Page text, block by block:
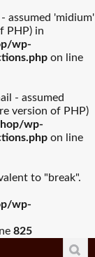
assumed 'midium'
PHP) in
wp-
on line
- assumed
version of PHP)
wp-
on line
to "break".
wp-
825
木村硝子店
Arc International
EBM
Libbey
・入学祝おすすめギフ
歳暮おすすめギフト
の日おすすめギフト
内祝おすすめギフト
ワイン・バー用品
ワイン・バー用品
人気ランキング
包丁・ハサミ人気
ランキング
気ランニング